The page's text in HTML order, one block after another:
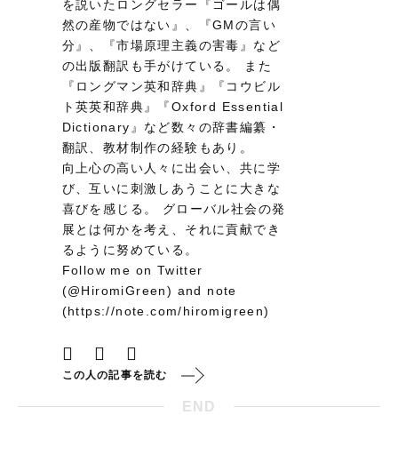
を説いたロングセラー『ゴールは偶
然の産物ではない』、『GMの言い
分』、『市場原理主義の害毒』など
の出版翻訳も手がけている。 また
『ロングマン英和辞典』『コウビル
ト英英和辞典』『Oxford Essential
Dictionary』など数々の辞書編纂・
翻訳、教材制作の経験もあり。
向上心の高い人々に出会い、共に学
び、互いに刺激しあうことに大きな
喜びを感じる。 グローバル社会の発
展とは何かを考え、それに貢献でき
るように努めている。
Follow me on Twitter
(@HiromiGreen) and note
(https://note.com/hiromigreen)
この人の記事を読む
END